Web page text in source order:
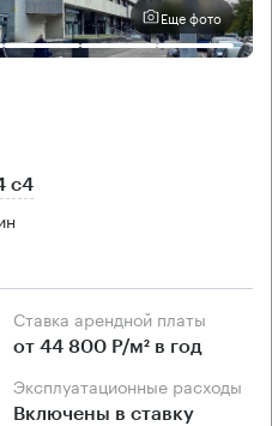
Еще фото
с4
Ставка арендной платы
от 44 800 Р/м² в год
Эксплуатационные расходы
Включены в ставку